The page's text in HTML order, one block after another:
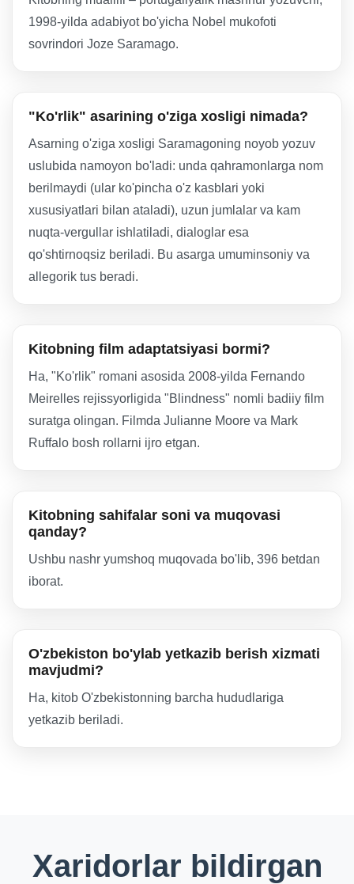
1998-yilda adabiyot bo'yicha Nobel mukofoti
sovrindori Joze Saramago.
"Ko'rlik" asarining o'ziga xosligi nimada?
Asarning o'ziga xosligi Saramagoning noyob yozuv
uslubida namoyon bo'ladi: unda qahramonlarga nom
berilmaydi (ular ko'pincha o'z kasblari yoki
xususiyatlari bilan ataladi), uzun jumlalar va kam
nuqta-vergullar ishlatiladi, dialoglar esa
qo'shtirnoqsiz beriladi. Bu asarga umuminsoniy va
allegorik tus beradi.
Kitobning film adaptatsiyasi bormi?
Ha, "Ko'rlik" romani asosida 2008-yilda Fernando
Meirelles rejissyorligida "Blindness" nomli badiiy film
suratga olingan. Filmda Julianne Moore va Mark
Ruffalo bosh rollarni ijro etgan.
Kitobning sahifalar soni va muqovasi
qanday?
Ushbu nashr yumshoq muqovada bo'lib, 396 betdan
iborat.
O'zbekiston bo'ylab yetkazib berish xizmati
mavjudmi?
Ha, kitob O'zbekistonning barcha hududlariga
yetkazib beriladi.
Xaridorlar bildirgan